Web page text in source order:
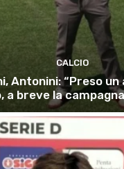
CALCIO
Antonini: “Preso
breve la